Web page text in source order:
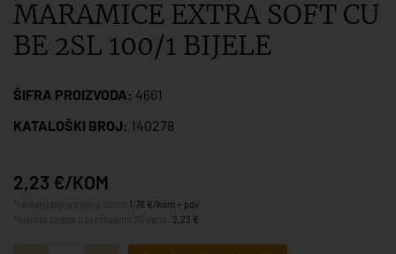
MARAMICE EXTRA SOFT CU
BE 2SL 100/1 BIJELE
ŠIFRA PROIZVODA: 4661
KATALOŠKI BROJ: 140278
2,23 €/KOM
1,78 €/kom + pdv
2,23 €